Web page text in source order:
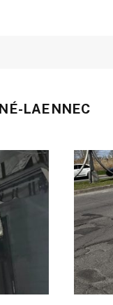
LAENNEC